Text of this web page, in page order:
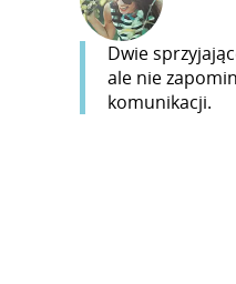
Dwie
ale nie
komunikacji.